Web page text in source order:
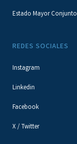
Estado Mayor Conjunto
REDES SOCIALES
Instagram
Linkedin
Facebook
X / Twitter